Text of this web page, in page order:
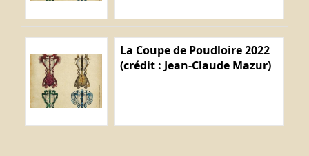
La Coupe de Poudloire 2022
(crédit : Jean-Claude Mazur)